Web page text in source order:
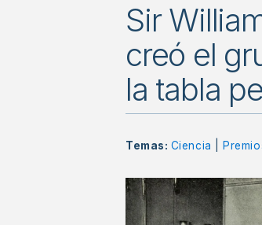
Sir
creó el
la tabla
Temas: Ciencia